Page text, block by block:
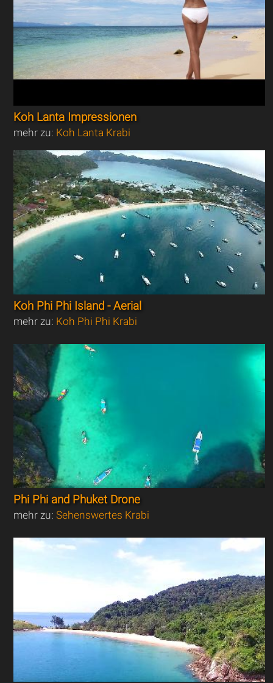
Koh Lanta Impressionen
mehr zu: Koh Lanta Krabi
Koh Phi Phi Island - Aerial
mehr zu: Koh Phi Phi Krabi
Phi Phi and Phuket Drone
mehr zu:Sehenswertes Krabi